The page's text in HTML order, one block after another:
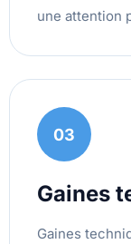
une attention
03
Gaines
Gaines